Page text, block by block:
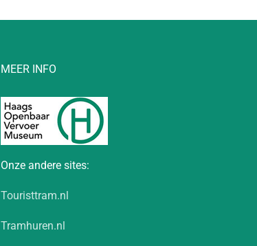
MEER INFO
Onze andere sites:
Touristtram.nl
Tramhuren.nl